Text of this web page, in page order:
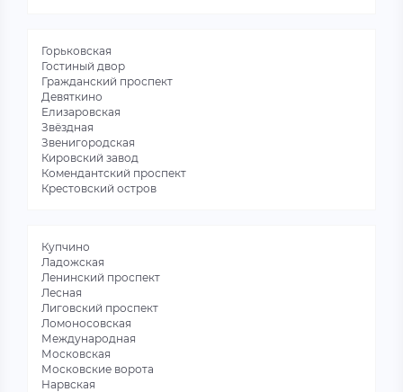
Горьковская
Гостиный двор
Гражданский проспект
Девяткино
Елизаровская
Звёздная
Звенигородская
Кировский завод
Комендантский проспект
Крестовский остров
Купчино
Ладожская
Ленинский проспект
Лесная
Лиговский проспект
Ломоносовская
Международная
Московская
Московские ворота
Нарвская